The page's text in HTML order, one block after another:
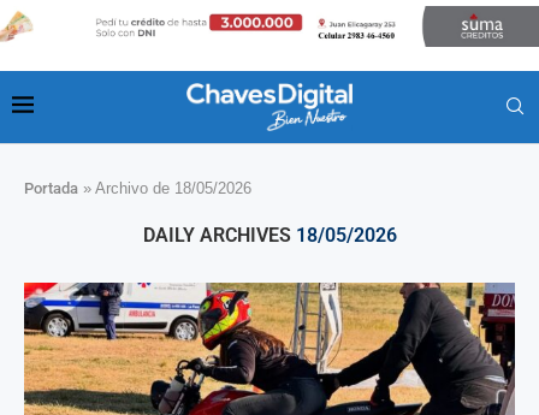
Portada » Archivo de 18/05/2026
DAILY ARCHIVES 18/05/2026